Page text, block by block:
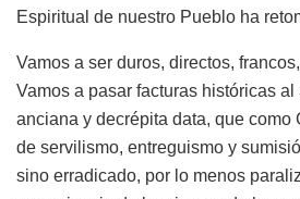
Espiritual de nuestro Pueblo ha
Vamos a ser duros, directos,
Vamos a pasar facturas históricas al
anciana y decrépita data, que como
de servilismo, entreguismo y
sino erradicado, por lo menos